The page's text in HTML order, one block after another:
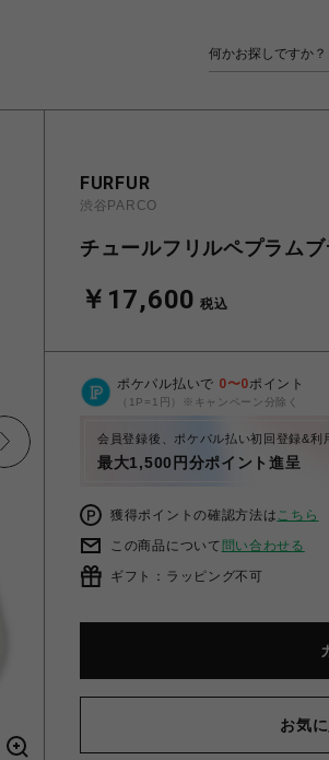
FURFUR
渋谷PARCO
チュールフリルペプラムブ
￥17,600 税込
ポケパル払いで 0〜0ポイント
（1P=1円）※キャンペーン分除く
会員登録後、ポケパル払い初回登録&利
最大1,500円分ポイント進呈
獲得ポイントの確認方法はこちら
この商品について 問い合わせる
ギフト：ラッピング不可
お気